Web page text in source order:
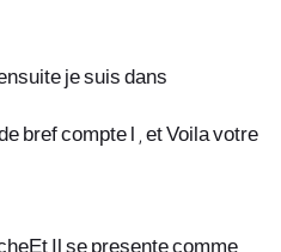
je suis dans
bref compte l , et Voila votre